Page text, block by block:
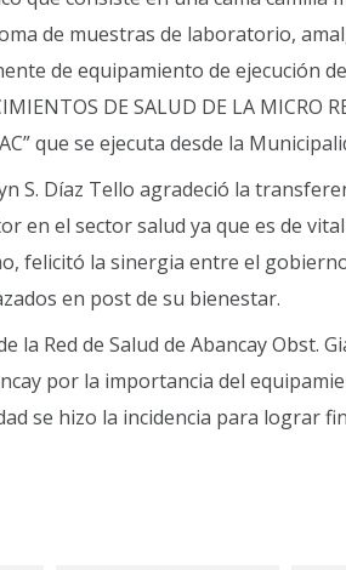
de muestras de laboratorio,
de equipamiento de ejecución de
DE SALUD DE LA MICRO
que se ejecuta desde la
S. Díaz Tello agradeció la
en el sector salud ya que es de
felicitó la sinergia entre el
en post de su bienestar.
la Red de Salud de Abancay Obst.
por la importancia del
se hizo la incidencia para lograr